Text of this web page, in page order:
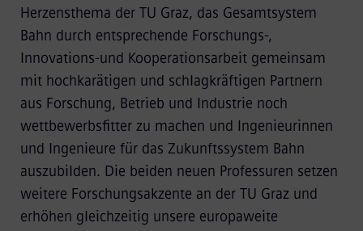
Herzensthema der TU Graz, das Gesamtsystem
Bahn durch entsprechende Forschungs-,
Innovations-und Kooperationsarbeit gemeinsam
mit hochkarätigen und schlagkräftigen Partnern
aus Forschung, Betrieb und Industrie noch
wettbewerbsfitter zu machen und Ingenieurinnen
und Ingenieure für das Zukunftssystem Bahn
auszubilden. Die beiden neuen Professuren setzen
weitere Forschungsakzente an der TU Graz und
erhöhen gleichzeitig unsere europaweite